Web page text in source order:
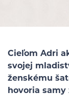
Cieľom Adri
svojej
ženskému
hovoria samy